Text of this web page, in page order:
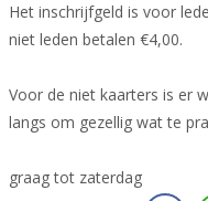
Het inschrijfgeld is voor
niet leden betalen €4,00.
Voor de niet kaarters is er
langs om gezellig wat te
graag tot zaterdag